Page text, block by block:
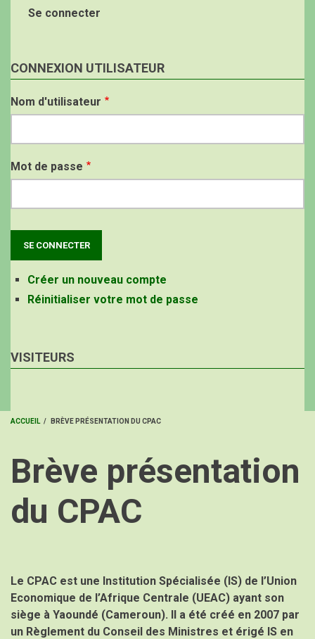
Se connecter
CONNEXION UTILISATEUR
Nom d'utilisateur
Mot de passe
Créer un nouveau compte
Réinitialiser votre mot de passe
VISITEURS
D'ARIANE
ACCUEIL / BRÈVE PRÉSENTATION DU CPAC
Brève présentation
du CPAC
Le CPAC est une Institution Spécialisée (IS) de l’Union
Economique de l’Afrique Centrale (UEAC) ayant son
siège à Yaoundé (Cameroun). Il a été créé en 2007 par
un Règlement du Conseil des Ministres et érigé IS en